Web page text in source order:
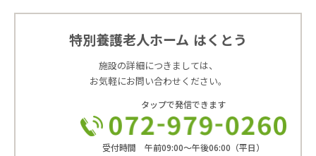
特別養護老人ホーム はくとう
施設の詳細につきましては、
お気軽にお問い合わせください。
タップで発信できます
受付時間 午前09:00〜午後06:00（平日）